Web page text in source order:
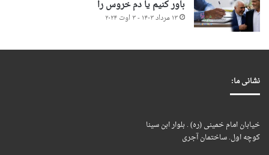
باور کنیم یا دم خروس را
۱۳ مرداد ۱۴۰۳ - ۳ اوت ۲۰۲۴
نشانی ما:
خیابان امام خمینی (ره) . بلوار ابن سینا
کوچه اول. ساختمان آجری